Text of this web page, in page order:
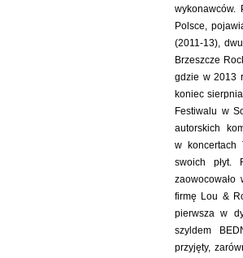
wykonawców.
Polsce,
(2011-13),
Brzeszcze
gdzie w 2013
koniec
Festiwalu w
autorskich
w koncertach
swoich płyt.
firmę Lou &
pierwsza w
szyldem
przyjęty,